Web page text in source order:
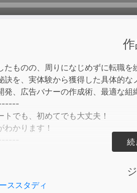
たものの、周りになじめずに転職
訣を、実体験から獲得した具体的な
発、広告バナーの作成術、最適な組
でも、初めてでも大丈夫！
かります！
ススタディ